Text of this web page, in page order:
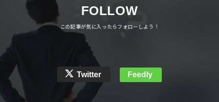
FOLLOW
Twitter Feedly